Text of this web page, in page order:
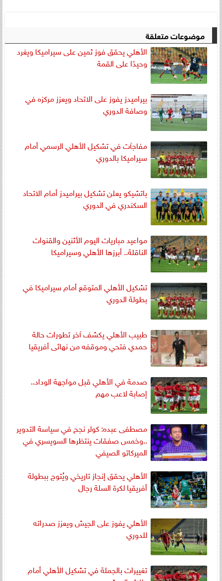
موضوعات متعلقة
الأهلي يحقق فوز ثمين على سيراميكا ويغرد
وحيدًا على القمة
بيراميدز يفوز على الاتحاد ويعزز مركزه في
وصافة الدوري
مفاجآت في تشكيل الأهلي الرسمي أمام
سيراميكا بالدوري
باتشيكو يعلن تشكيل بيراميدز أمام الاتحاد
السكندري في الدوري
مواعيد مباريات اليوم الأثنين والقنوات
الناقلة.. أبرزها الأهلي وسيراميكا
تشكيل الأهلي المتوقع أمام سيراميكا في
بطولة الدوري
طبيب الأهلي يكشف آخر تطورات حالة
حمدي فتحي وموقفه من نهائى أفريقيا
صدمة في الأهلي قبل مواجهة الوداد..
إصابة لاعب مهم
مصطفى عبده: كولر نجح في سياسة التدوير
..وخمس صفقات ينتظرها السويسري في
الميركاتو الصيفي
الأهلي يحقق إنجاز تاريخي ويُتوج ببطولة
أفريقيا لكرة السلة رجال
الأهلي يفوز على الجيش ويعزز صدراته
للدوري
تغييرات بالجملة في تشكيل الأهلي أمام